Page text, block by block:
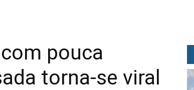
pouca
torna-se viral